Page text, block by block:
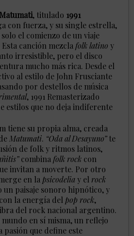
Matumati, titulado 1991
con fuerza, y su single estrella,
solo el comienzo de un viaje
canción mezcla folk latino y
irresistible, pero el disco
mucho más rica. Desde el
al estilo de John Frusciante
por destellos de música
, 1991 Remasterizado
estilos que no deja indiferente
tiene su propia alma, creada
Matumati. “Oda al Desayuno”te
de folk y ritmos latinos,
combina folk rock con
invitan a moverte. Por otro
en la psicodeliay el rock
un paisaje sonoro hipnótico, y
la energía del pop rock,
del rock nacional argentino.
mundo en sí misma, un reflejo
pasión que define este